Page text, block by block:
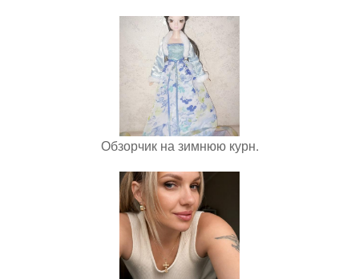
Обзорчик на зимнюю курн.